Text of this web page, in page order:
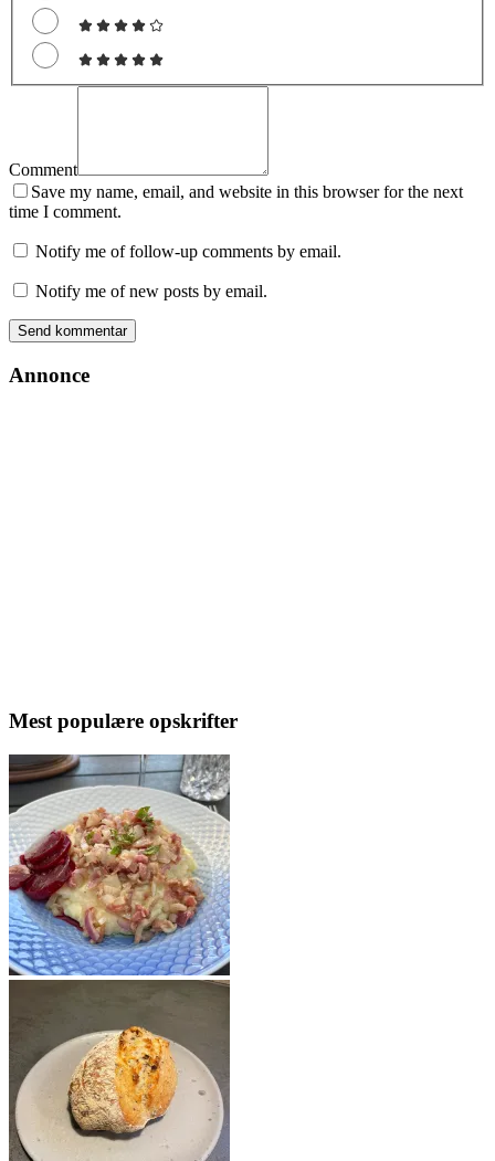
Comment
Save my name, email, and website in this browser for the next
time I comment.
Notify me of follow-up comments by email.
Notify me of new posts by email.
Annonce
Mest populære opskrifter